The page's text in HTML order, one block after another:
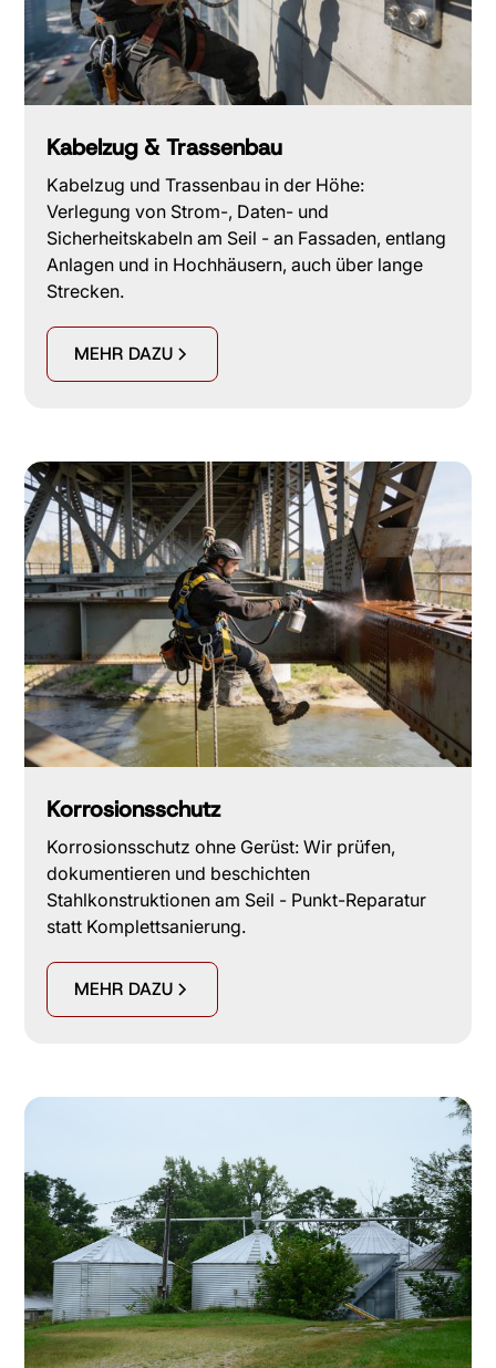
Kabelzug & Trassenbau
Kabelzug und Trassenbau in der Höhe:
Verlegung von Strom-, Daten- und
Sicherheitskabeln am Seil - an Fassaden, entlang
Anlagen und in Hochhäusern, auch über lange
Strecken.
MEHR DAZU
Korrosionsschutz
Korrosionsschutz ohne Gerüst: Wir prüfen,
dokumentieren und beschichten
Stahlkonstruktionen am Seil - Punkt-Reparatur
statt Komplettsanierung.
MEHR DAZU